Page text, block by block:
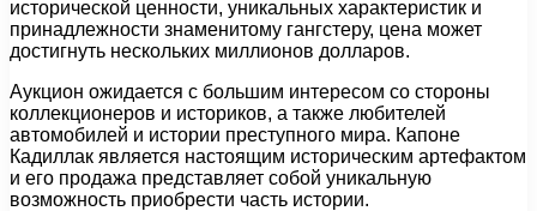
исторической ценности, уникальных характеристик и
принадлежности знаменитому гангстеру, цена может
достигнуть нескольких миллионов долларов.
Аукцион ожидается с большим интересом со стороны
коллекционеров и историков, а также любителей
автомобилей и истории преступного мира. Капоне
Кадиллак является настоящим историческим артефактом
и его продажа представляет собой уникальную
возможность приобрести часть истории.